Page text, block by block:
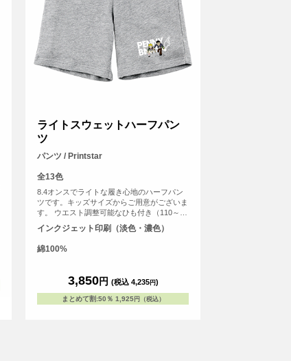
ライトスウェットハーフパン
ツ
パンツ / Printstar
全13色
8.4オンスでライトな履き心地のハーフパン
ツです。キッズサイズからご用意がございま
す。 ウエスト調整可能なひも付き（110～
150サイズはひもなし）
インクジェット印刷（淡色・濃色）
綿100%
3,850円 (税込 4,235円)
まとめて割:50％ 1,925円（税込）